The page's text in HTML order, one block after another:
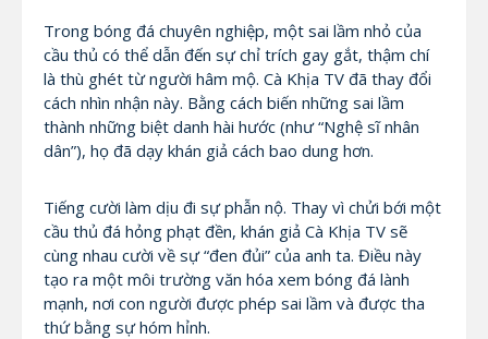
Trong bóng đá chuyên nghiệp, một sai lầm nhỏ của
cầu thủ có thể dẫn đến sự chỉ trích gay gắt, thậm chí
là thù ghét từ người hâm mộ. Cà Khịa TV đã thay đổi
cách nhìn nhận này. Bằng cách biến những sai lầm
thành những biệt danh hài hước (như “Nghệ sĩ nhân
dân”), họ đã dạy khán giả cách bao dung hơn.
Tiếng cười làm dịu đi sự phẫn nộ. Thay vì chửi bới một
cầu thủ đá hỏng phạt đền, khán giả Cà Khịa TV sẽ
cùng nhau cười về sự “đen đủi” của anh ta. Điều này
tạo ra một môi trường văn hóa xem bóng đá lành
mạnh, nơi con người được phép sai lầm và được tha
thứ bằng sự hóm hỉnh.